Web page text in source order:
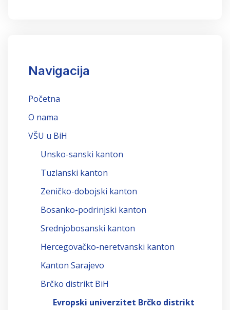
Navigacija
Početna
O nama
VŠU u BiH
Unsko-sanski kanton
Tuzlanski kanton
Zeničko-dobojski kanton
Bosanko-podrinjski kanton
Srednjobosanski kanton
Hercegovačko-neretvanski kanton
Kanton Sarajevo
Brčko distrikt BiH
Evropski univerzitet Brčko distrikt